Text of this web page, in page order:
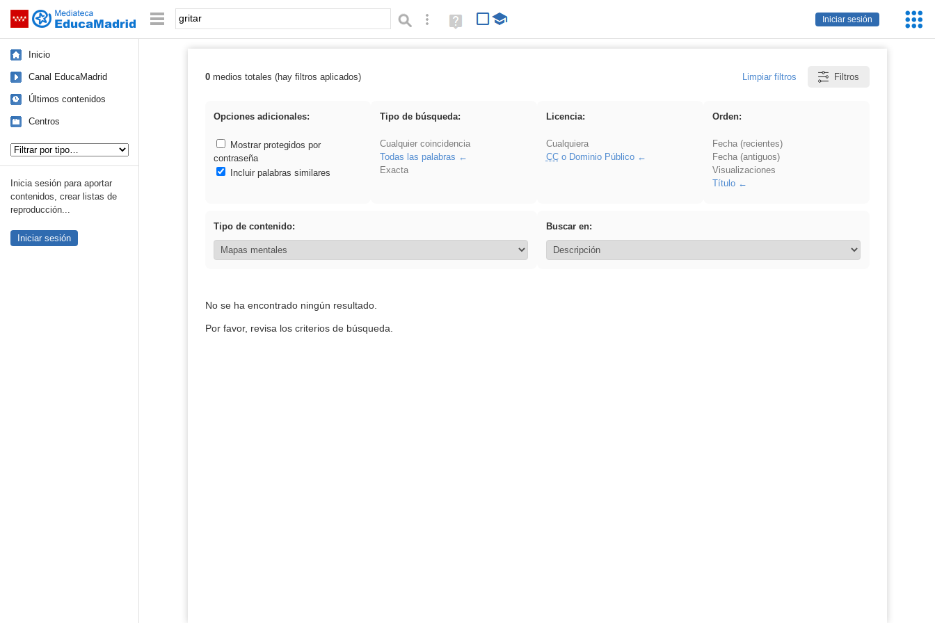
Saltar navegación
Iniciar sesión
Palabra o frase: Búsqueda avanzada
Ayuda
(en
Inicio
Canal EducaMadrid
Últimos contenidos
Centros
Inicia sesión para aportar
contenidos, crear listas de
reproducción...
Iniciar sesión
Resultados de: gritar
0medios totales (hay filtros aplicados) Limpiar filtros Filtros
Opciones adicionales:
Mostrar protegidos por
contraseña
Incluir palabras similares
Tipo de búsqueda:
Cualquier coincidencia
Todas las palabras
Exacta
Licencia:
Cualquiera
CCo Dominio Público
Orden:
Fecha (recientes)
Fecha (antiguos)
Visualizaciones
Título
Tipo de contenido: Buscar en:
No se ha encontrado ningún resultado.
Por favor, revisa los criterios de búsqueda.